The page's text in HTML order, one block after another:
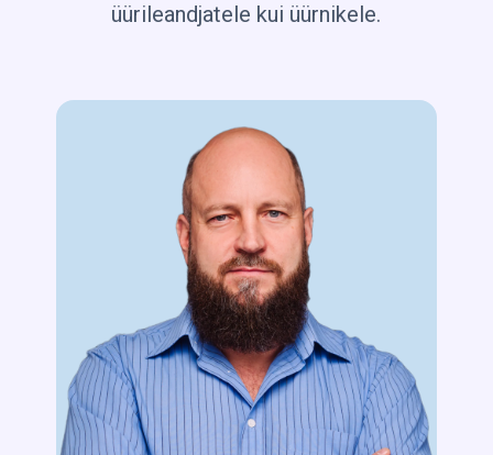
üürileandjatele kui üürnikele.